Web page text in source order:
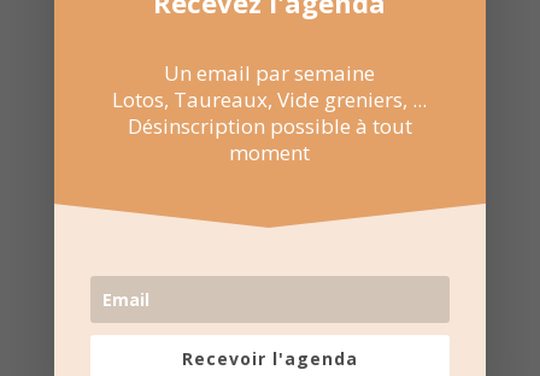
15:00 au 18:00
Casino municipal – Beaucaire
Rue du Champ de Foire,
Un email par semaine
Lotos, Taureaux, Vide greniers, ...
Désinscription possible à tout
moment
Recevoir l'agenda